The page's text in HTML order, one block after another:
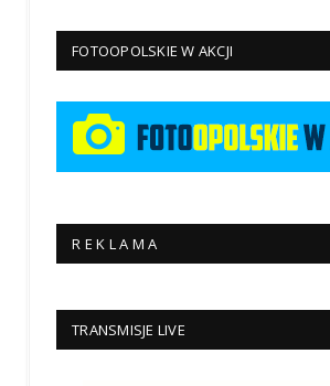
FOTOOPOLSKIE W AKCJI
R E K L A M A
TRANSMISJE LIVE